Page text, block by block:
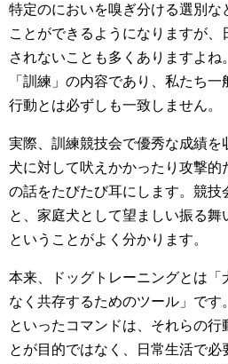
特定のにおいを嗅ぎ分ける選別な
ことができるようになりますが、
されないことも多くありますよね
「訓練」の内容であり、私たち
行動とは必ずしも一致しません。
実際、訓練競技会で優秀な成績を
犬に対して吠えかかったり攻撃的
の話をたびたび耳にします。競技
と、家庭犬として望ましい振る
ということがよく分かります。
本来、ドッグトレーニングとは「
なく共存するためのツール」です
といったコマンドは、それらの行
とが目的ではなく、日常生活で